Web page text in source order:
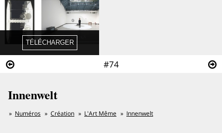
#74
Innenwelt
Numéros Création L'Art Même Innenwelt